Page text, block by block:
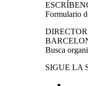
Formulario
Busca
SIGUE LA